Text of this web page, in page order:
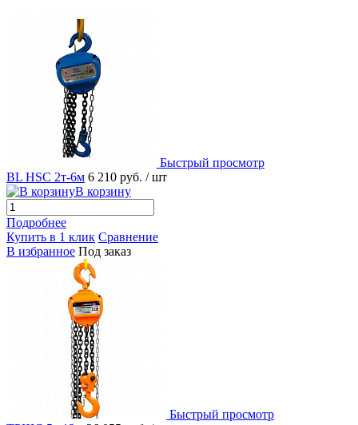
Быстрый просмотр
BL HSC 2т-6м 6 210 руб. / шт
В корзину
Подробнее
Купить в 1 клик Сравнение
В избранное Под заказ
Быстрый просмотр